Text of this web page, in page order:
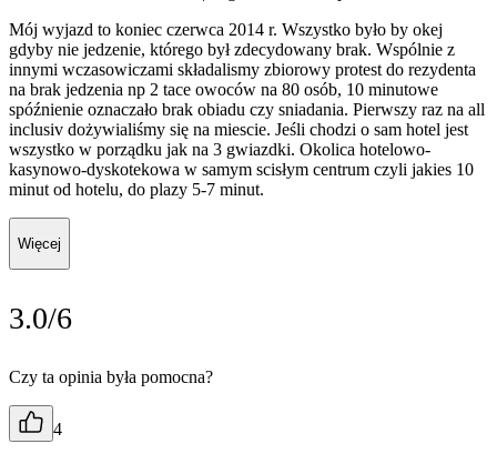
Mój wyjazd to koniec czerwca 2014 r. Wszystko było by okej
gdyby nie jedzenie, którego był zdecydowany brak. Wspólnie z
innymi wczasowiczami składalismy zbiorowy protest do rezydenta
na brak jedzenia np 2 tace owoców na 80 osób, 10 minutowe
spóźnienie oznaczało brak obiadu czy sniadania. Pierwszy raz na all
inclusiv dożywialiśmy się na miescie. Jeśli chodzi o sam hotel jest
wszystko w porządku jak na 3 gwiazdki. Okolica hotelowo-
kasynowo-dyskotekowa w samym scisłym centrum czyli jakies 10
minut od hotelu, do plazy 5-7 minut.
Więcej
3.0/6
Czy ta opinia była pomocna?
4